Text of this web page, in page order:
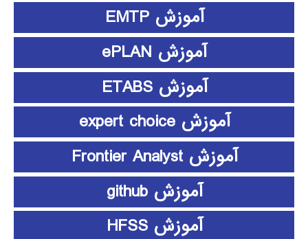
آموزش EMTP
آموزش ePLAN
آموزش ETABS
آموزش expert choice
آموزش Frontier Analyst
آموزش github
آموزش HFSS